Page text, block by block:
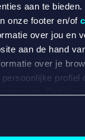
aan te
onze footer en/of
over jou en
aan de hand
over je
profiel
in het publiek
18+